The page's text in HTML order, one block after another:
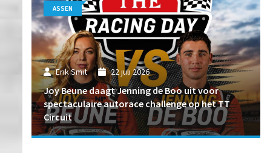
Erik Smit 22 juli 2026
Joy Beune daagt Jenning de Boo uit voor
spectaculaire autorace challenge op het TT
Circuit
ASSEN